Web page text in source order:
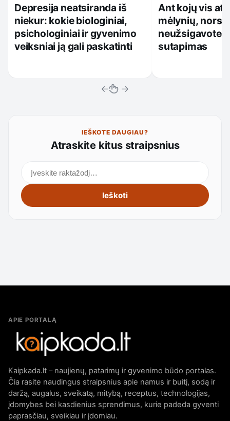
Depresija neatsiranda iš
niekur: kokie biologiniai,
psichologiniai ir gyvenimo
veiksniai ją gali paskatinti
Ant kojų vis
mėlynių, nors
neužsigavote:
sutapimas
← →
IEŠKOTE DAUGIAU?
Atraskite kitus straipsnius
Ieškoti
APIE PORTALĄ
Kaipkada.lt – naujienų, patarimų ir gyvenimo būdo portalas.
Čia rasite naudingus straipsnius apie namus ir buitį, sodą ir
daržą, augalus, sveikatą, mitybą, receptus, technologijas,
įdomybes bei kasdienius sprendimus, kurie padeda gyventi
paprasčiau, sveikiau ir įdomiau.